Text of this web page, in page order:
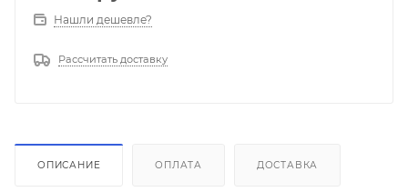
Нашли дешевле?
Рассчитать доставку
ОПИСАНИЕ ОПЛАТА ДОСТАВКА